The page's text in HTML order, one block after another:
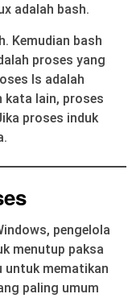
adalah bash.
Kemudian bash
proses yang
ls adalah
kata lain, proses
proses induk
pengelola
menutup paksa
untuk mematikan
paling umum